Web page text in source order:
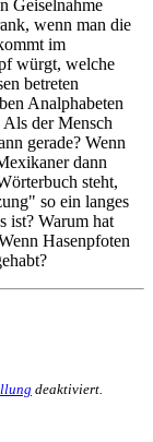
Geiselnahme
wenn man die
im
würgt, welche
betreten
Analphabeten
Als der Mensch
gerade? Wenn
dann
steht,
so ein langes
ist? Warum hat
Hasenpfoten
deaktiviert.